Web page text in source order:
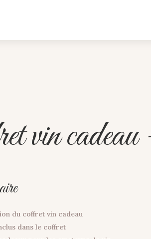
vin
du coffret vin cadeau
dans le coffret